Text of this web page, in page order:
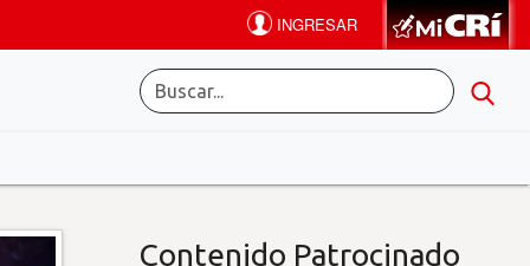
Contenido Patrocinado